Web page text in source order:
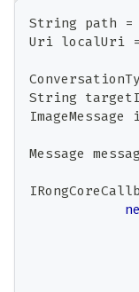
String path =
Uri localUri =
String
ImageMessage
Message